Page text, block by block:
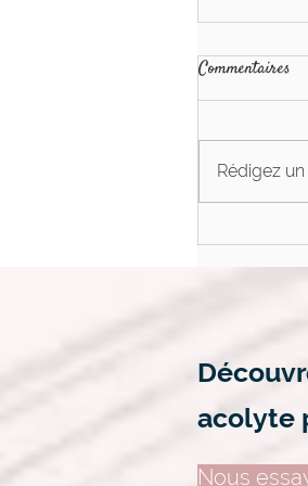
Est-ce que
vraiment
Commentaires
Rédigez
acolyte
Nous